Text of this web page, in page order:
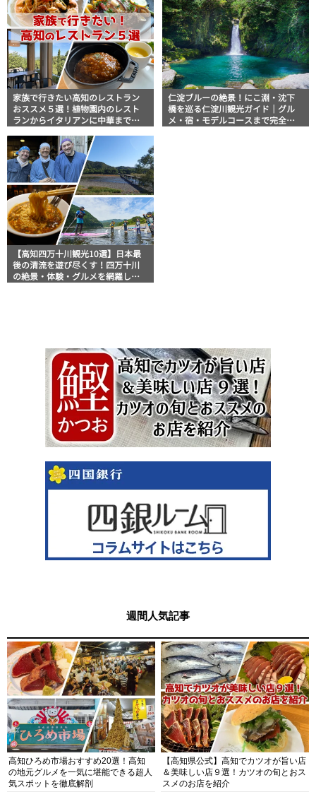
家族で行きたい高知のレストラン
おススメ５選！植物園内のレスト
ランからイタリアンに中華まで楽
仁淀ブルーの絶景！にこ淵・沈下
橋を巡る仁淀川観光ガイド｜グル
メ・宿・モデルコースまで完全網
【高知四万十川観光10選】日本最
後の清流を遊び尽くす！四万十川
の絶景・体験・グルメを網羅した
週間人気記事
高知ひろめ市場おすすめ20選！高知
の地元グルメを一気に堪能できる超人
気スポットを徹底解剖
【高知県公式】高知でカツオが旨い店
＆美味しい店９選！カツオの旬とおス
スメのお店を紹介